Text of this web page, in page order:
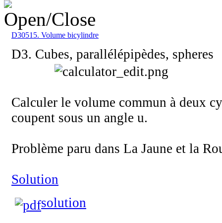
D30515. Volume bicylindre
D3. Cubes, parallélépipèdes, spheres
Calculer le volume commun à deux
coupent sous un angle u.
Problème paru dans La Jaune et la
Solution
solution